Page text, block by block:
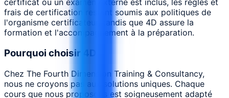
certificat ou un examen externe est inclus, les règles et
frais de certification restent soumis aux politiques de
l'organisme certificateur, tandis que 4D assure la
formation et l'accompagnement à la préparation.
Pourquoi choisir 4D
Chez The Fourth Dimension Training & Consultancy,
nous ne croyons pas aux solutions uniques. Chaque
cours que nous proposons est soigneusement adapté